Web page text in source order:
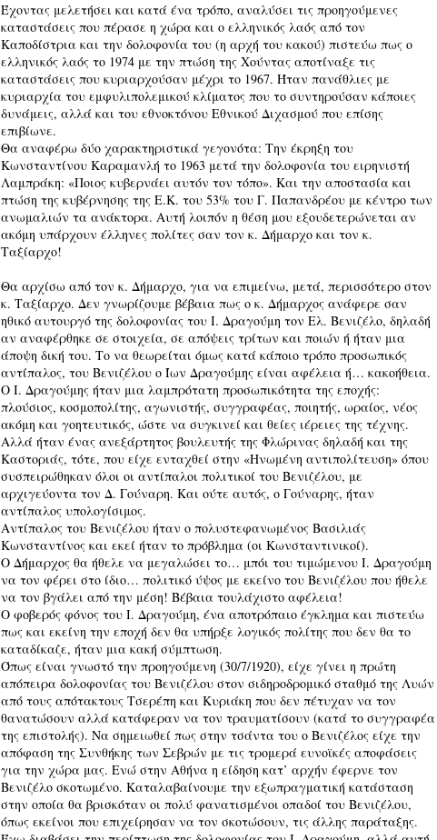
Έχοντας μελετήσει και κατά ένα τρόπο, αναλύσει τις προηγούμενες
καταστάσεις που πέρασε η χώρα και ο ελληνικός λαός από τον
Καποδίστρια και την δολοφονία του (η αρχή του κακού) πιστεύω πως ο
ελληνικός λαός το 1974 με την πτώση της Χούντας αποτίναξε τις
καταστάσεις που κυριαρχούσαν μέχρι το 1967. Ήταν πανάθλιες με
κυριαρχία του εμφυλιπολεμικού κλίματος που το συντηρούσαν κάποιες
δυνάμεις, αλλά και του εθνοκτόνου Εθνικού Διχασμού που επίσης
επιβίωνε.
Θα αναφέρω δύο χαρακτηριστικά γεγονότα: Την έκρηξη του
Κωνσταντίνου Καραμανλή το 1963 μετά την δολοφονία του ειρηνιστή
Λαμπράκη: «Ποιος κυβερνάει αυτόν τον τόπο». Και την αποστασία και
πτώση της κυβέρνησης της Ε.Κ. του 53% του Γ. Παπανδρέου με κέντρο των
ανωμαλιών τα ανάκτορα. Αυτή λοιπόν η θέση μου εξουδετερώνεται αν
ακόμη υπάρχουν έλληνες πολίτες σαν τον κ. Δήμαρχο και τον κ.
Ταξίαρχο!
Θα αρχίσω από τον κ. Δήμαρχο, για να επιμείνω, μετά, περισσότερο στον
κ. Ταξίαρχο. Δεν γνωρίζουμε βέβαια πως ο κ. Δήμαρχος ανάφερε σαν
ηθικό αυτουργό της δολοφονίας του Ι. Δραγούμη τον Ελ. Βενιζέλο, δηλαδή
αν αναφέρθηκε σε στοιχεία, σε απόψεις τρίτων και ποιών ή ήταν μια
άποψη δική του. Το να θεωρείται όμως κατά κάποιο τρόπο προσωπικός
αντίπαλος, του Βενιζέλου ο Ίων Δραγούμης είναι αφέλεια ή… κακοήθεια.
Ο Ι. Δραγούμης ήταν μια λαμπρότατη προσωπικότητα της εποχής:
πλούσιος, κοσμοπολίτης, αγωνιστής, συγγραφέας, ποιητής, ωραίος, νέος
ακόμη και γοητευτικός, ώστε να συγκινεί και θείες ιέρειες της τέχνης.
Αλλά ήταν ένας ανεξάρτητος βουλευτής της Φλώρινας δηλαδή και της
Καστοριάς, τότε, που είχε ενταχθεί στην «Ηνωμένη αντιπολίτευση» όπου
συσπειρώθηκαν όλοι οι αντίπαλοι πολιτικοί του Βενιζέλου, με
αρχιγεύοντα τον Δ. Γούναρη. Και ούτε αυτός, ο Γούναρης, ήταν
αντίπαλος υπολογίσιμος.
Αντίπαλος του Βενιζέλου ήταν ο πολυστεφανωμένος Βασιλιάς
Κωνσταντίνος και εκεί ήταν το πρόβλημα (οι Κωνσταντινικοί).
Ο Δήμαρχος θα ήθελε να μεγαλώσει το… μπόι του τιμώμενου Ι. Δραγούμη
να τον φέρει στο ίδιο… πολιτικό ύψος με εκείνο του Βενιζέλου που ήθελε
να τον βγάλει από την μέση! Βέβαια τουλάχιστο αφέλεια!
Ο φοβερός φόνος του Ι. Δραγούμη, ένα αποτρόπαιο έγκλημα και πιστεύω
πως και εκείνη την εποχή δεν θα υπήρξε λογικός πολίτης που δεν θα το
καταδίκαζε, ήταν μια κακή σύμπτωση.
Όπως είναι γνωστό την προηγούμενη (30/7/1920), είχε γίνει η πρώτη
απόπειρα δολοφονίας του Βενιζέλου στον σιδηροδρομικό σταθμό της Λυών
από τους απότακτους Τσερέπη και Κυριάκη που δεν πέτυχαν να τον
θανατώσουν αλλά κατάφεραν να τον τραυματίσουν (κατά το συγγραφέα
της επιστολής). Να σημειωθεί πως στην τσάντα του ο Βενιζέλος είχε την
απόφαση της Συνθήκης των Σεβρών με τις τρομερά ευνοϊκές αποφάσεις
για την χώρα μας. Ενώ στην Αθήνα η είδηση κατ’ αρχήν έφερνε τον
Βενιζέλο σκοτωμένο. Καταλαβαίνουμε την εξωπραγματική κατάσταση
στην οποία θα βρισκόταν οι πολύ φανατισμένοι οπαδοί του Βενιζέλου,
όπως εκείνοι που επιχείρησαν να τον σκοτώσουν, τις άλλης παράταξης.